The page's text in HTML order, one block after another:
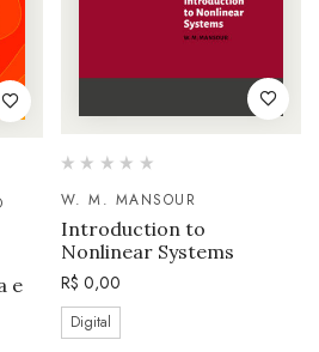
e
W. M. MANSOUR
Introduction to
Nonlinear Systems
R$ 0,00
Digital